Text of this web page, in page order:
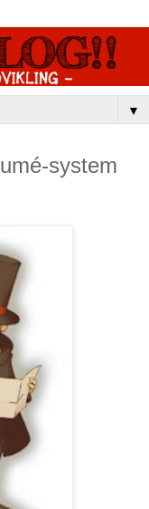
▼
system